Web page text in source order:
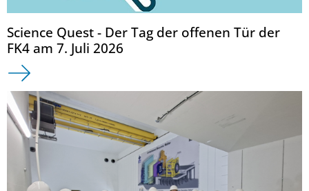
Science Quest - Der Tag der offenen Tür der
FK4 am 7. Juli 2026